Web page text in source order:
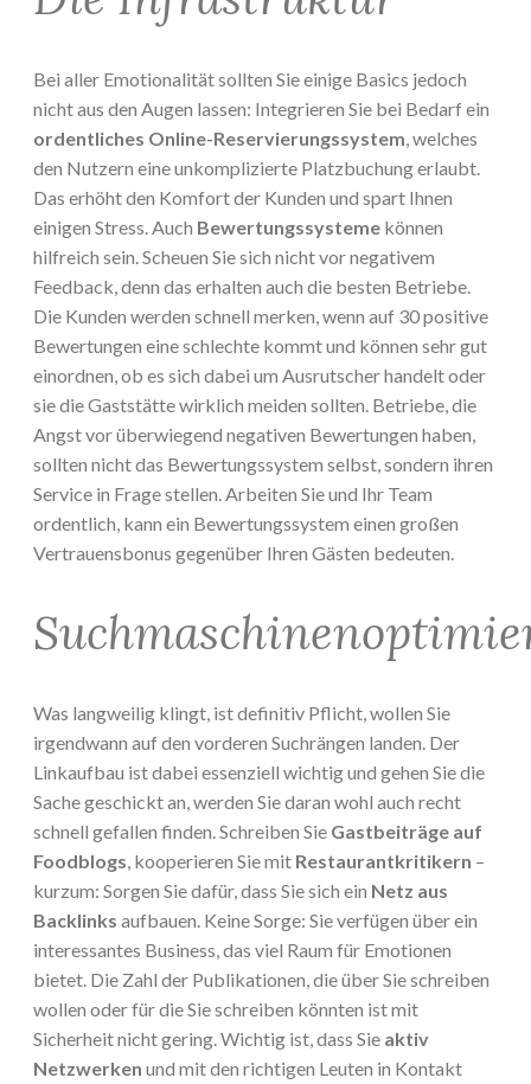
Bei aller Emotionalität sollten Sie einige Basics jedoch
nicht aus den Augen lassen: Integrieren Sie bei Bedarf ein
ordentliches Online-Reservierungssystem , welches
den Nutzern eine unkomplizierte Platzbuchung erlaubt.
Das erhöht den Komfort der Kunden und spart Ihnen
einigen Stress. Auch Bewertungssysteme können
hilfreich sein. Scheuen Sie sich nicht vor negativem
Feedback, denn das erhalten auch die besten Betriebe.
Die Kunden werden schnell merken, wenn auf 30 positive
Bewertungen eine schlechte kommt und können sehr gut
einordnen, ob es sich dabei um Ausrutscher handelt oder
sie die Gaststätte wirklich meiden sollten. Betriebe, die
Angst vor überwiegend negativen Bewertungen haben,
sollten nicht das Bewertungssystem selbst, sondern ihren
Service in Frage stellen. Arbeiten Sie und Ihr Team
ordentlich, kann ein Bewertungssystem einen großen
Vertrauensbonus gegenüber Ihren Gästen bedeuten.
Was langweilig klingt, ist definitiv Pflicht, wollen Sie
irgendwann auf den vorderen Suchrängen landen. Der
Linkaufbau ist dabei essenziell wichtig und gehen Sie die
Sache geschickt an, werden Sie daran wohl auch recht
schnell gefallen finden. Schreiben Sie Gastbeiträge auf
Foodblogs, kooperieren Sie mit Restaurantkritikern –
kurzum: Sorgen Sie dafür, dass Sie sich ein Netz aus
Backlinks aufbauen. Keine Sorge: Sie verfügen über ein
interessantes Business, das viel Raum für Emotionen
bietet. Die Zahl der Publikationen, die über Sie schreiben
wollen oder für die Sie schreiben könnten ist mit
Sicherheit nicht gering. Wichtig ist, dass Sie aktiv
Netzwerken und mit den richtigen Leuten in Kontakt